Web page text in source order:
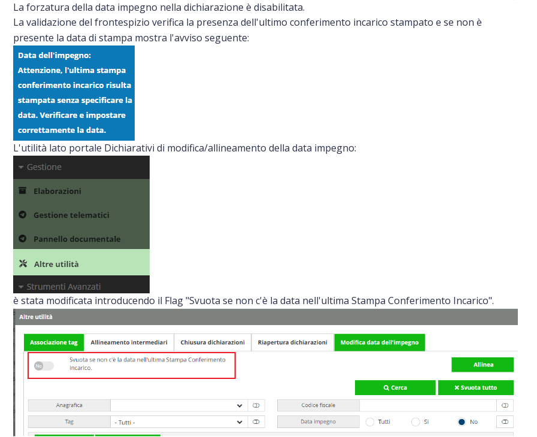
La forzatura della data impegno nella dichiarazione è disabilitata.
La validazione del frontespizio verifica la presenza dell'ultimo conferimento incarico stampato e se non è
presente la data di stampa mostra l'avviso seguente:
L'utilità lato portale Dichiarativi di modifica/allineamento della data impegno:
è stata modificata introducendo il Flag "Svuota se non c'è la data nell'ultima Stampa Conferimento Incarico".